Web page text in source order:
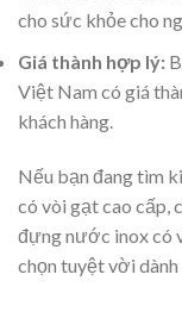
cho sức khỏe cho
Giá thành hợp lý:
Việt Nam có giá
khách hàng.
Nếu bạn đang tìm
có vòi gạt cao cấp,
đựng nước inox có
chọn tuyệt vời dành